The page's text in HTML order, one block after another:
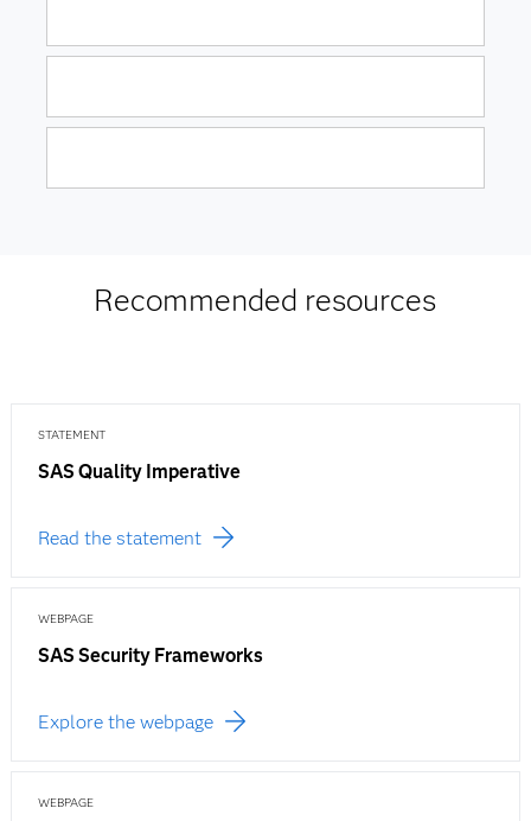
Recommended resources
STATEMENT
SAS Quality Imperative
Read the statement
WEBPAGE
SAS Security Frameworks
Explore the webpage
WEBPAGE